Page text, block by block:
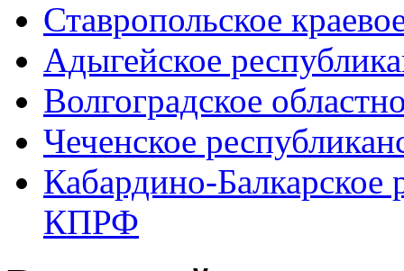
Ставропольское
Адыгейское
Волгоградское
Чеченское
Кабардино-Балкарское
КПРФ